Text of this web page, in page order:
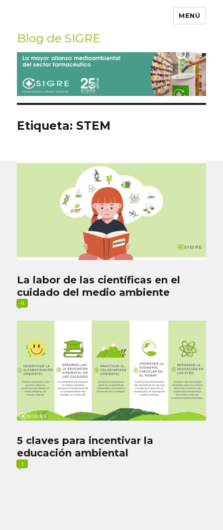
MENÚ
Blog de SIGRE
Buscar
por:
Etiqueta: STEM
La labor de las científicas en el
cuidado del medio ambiente
0
5 claves para incentivar la
educación ambiental
1